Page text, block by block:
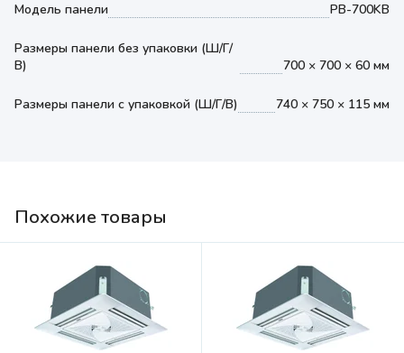
Модель панели PB-700KB
Размеры панели без упаковки (Ш/Г/
В)
700 × 700 × 60 мм
Размеры панели с упаковкой (Ш/Г/В) 740 × 750 × 115 мм
Похожие товары